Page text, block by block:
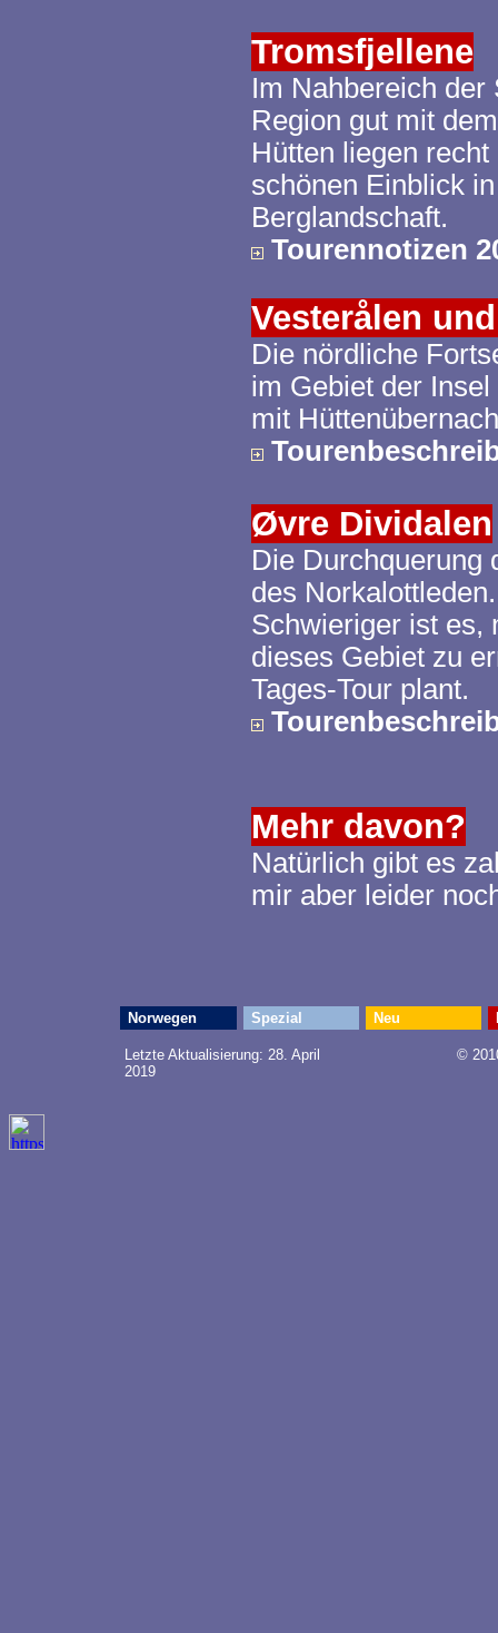
Tromsfjellene
Im Nahbereich
Region gut mit
Hütten liegen
schönen Einblick
Berglandschaft.
Tourennotizen
Vesterålen
Die nördliche
im Gebiet der Insel
mit
Øvre Dividalen
Die Durchquerung
des Norkalottleden
Schwieriger ist es,
dieses Gebiet zu
Tages-Tour plant.
Mehr davon?
Natürlich gibt es
mir aber leider
Norwegen Spezial Neu
Letzte Aktualisierung: 28. April
2019
©